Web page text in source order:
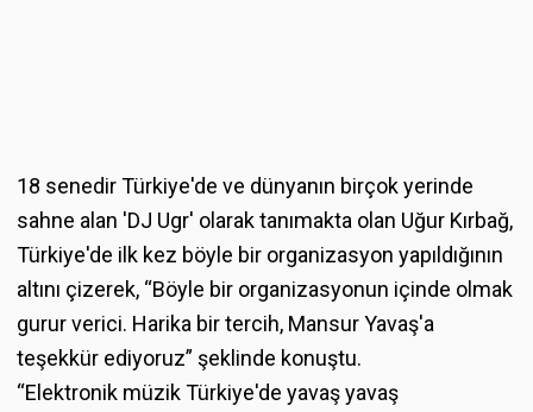
18 senedir Türkiye'de ve dünyanın birçok yerinde
sahne alan 'DJ Ugr' olarak tanımakta olan Uğur Kırbağ,
Türkiye'de ilk kez böyle bir organizasyon yapıldığının
altını çizerek, “Böyle bir organizasyonun içinde olmak
gurur verici. Harika bir tercih, Mansur Yavaş'a
teşekkür ediyoruz” şeklinde konuştu.
“Elektronik müzik Türkiye'de yavaş yavaş